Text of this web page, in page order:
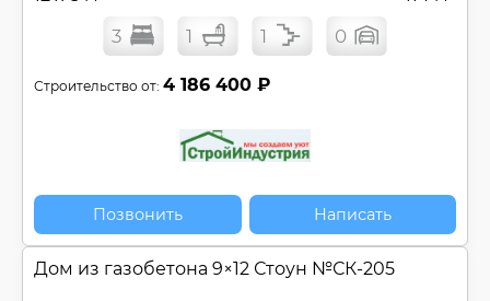
3 1 1 0
Строительство от: 4 186 400 ₽
Позвонить Написать
Дом из газобетона 9×12 Стоун №СК-205